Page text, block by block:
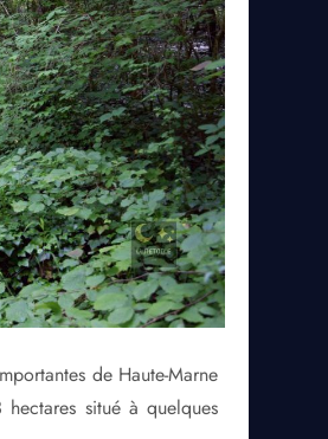
de Haute-Marne
situé à quelques